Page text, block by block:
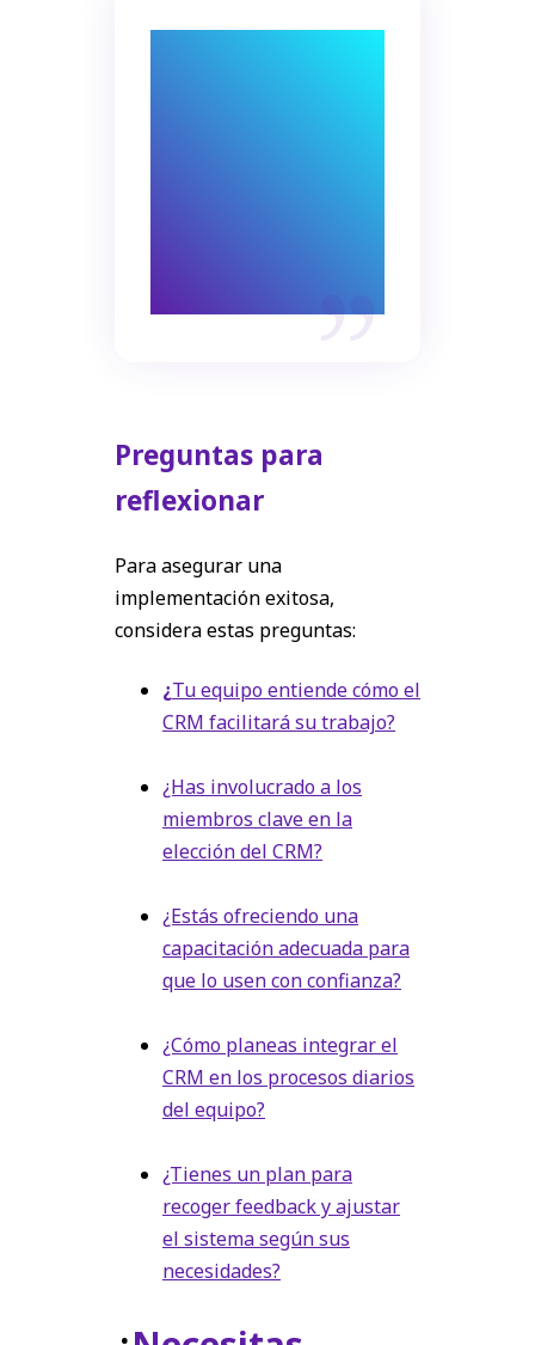
Preguntas para
reflexionar
Para asegurar una
implementación exitosa,
considera estas preguntas:
¿Tu equipo entiende cómo el
CRM facilitará su trabajo?
¿Has involucrado a los
miembros clave en la
elección del CRM?
¿Estás ofreciendo una
capacitación adecuada para
que lo usen con confianza?
¿Cómo planeas integrar el
CRM en los procesos diarios
del equipo?
¿Tienes un plan para
recoger feedback y ajustar
el sistema según sus
necesidades?